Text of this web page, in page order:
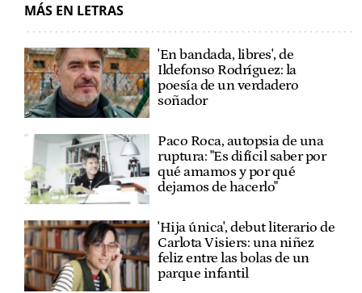
MÁS EN LETRAS
'En bandada, libres', de
Ildefonso Rodríguez: la
poesía de un verdadero
soñador
Paco Roca, autopsia de una
ruptura: "Es difícil saber por
qué amamos y por qué
dejamos de hacerlo"
'Hija única', debut literario de
Carlota Visiers: una niñez
feliz entre las bolas de un
parque infantil